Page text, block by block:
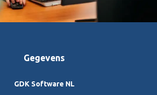
Gegevens
GDK Software NL